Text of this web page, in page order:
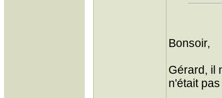
Bonsoir,
Gérard, il
n'était